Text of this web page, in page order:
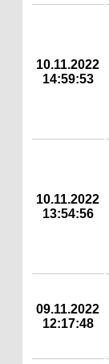
10.11.2022
14:59:53
10.11.2022
13:54:56
09.11.2022
12:17:48